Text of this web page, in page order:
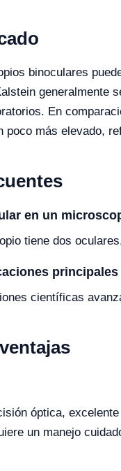
binoculares
generalmente
En
poco más elevado,
en un
tiene dos
científicas
óptica,
un manejo